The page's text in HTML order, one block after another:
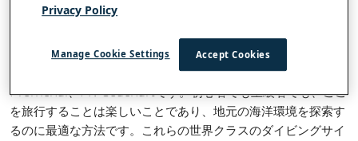
ダイビングの日帰り旅行のためにすべて簡単にアクセスできま
す。それぞれがさまざまな海洋生物、サンゴ、その他の場所を
探索することができ、熱心なスキューバダイバーにとっては探
索する価値があります。最高の3つは、Bonsung、
Premchai、MV Seachartです。初心者でも上級者でも、ここ
を旅行することは楽しいことであり、地元の海洋環境を探索す
るのに最適な方法です。これらの世界クラスのダイビングサイ
Privacy Policy
Accept Cookies
Manage Cookie Settings